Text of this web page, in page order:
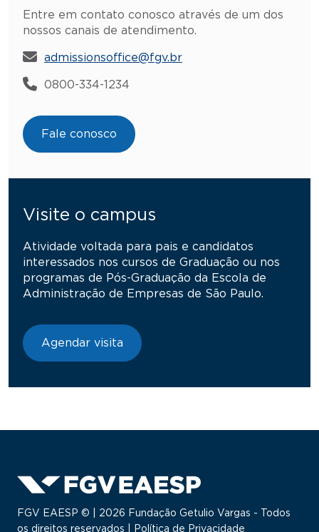
Entre em contato conosco através de um dos
nossos canais de atendimento.
admissionsoffice@fgv.br
0800-334-1234
Fale conosco
Visite o campus
Atividade voltada para pais e candidatos
interessados nos cursos de Graduação ou nos
programas de Pós-Graduação da Escola de
Administração de Empresas de São Paulo.
Agendar visita
FGV EAESP © | 2026 Fundação Getulio Vargas - Todos
os direitos reservados |
Política de Privacidade